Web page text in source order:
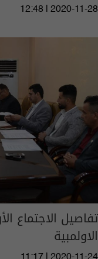
12:48 | 2020-11-28
تفاصيل الاجتماع
الاولمبية